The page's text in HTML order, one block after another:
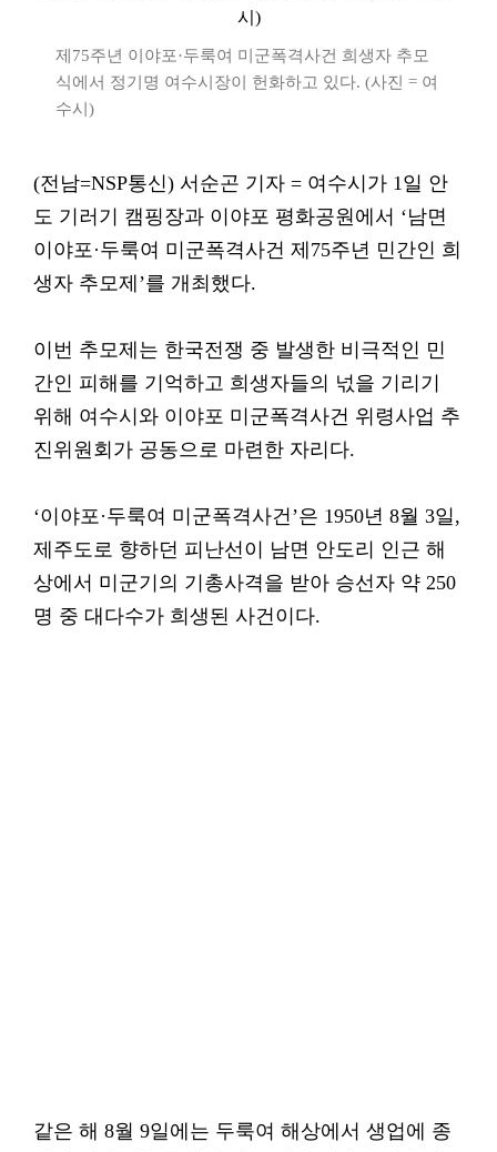
제75주년 이야포·두룩여 미군폭격사건 희생자 추모
식에서 정기명 여수시장이 헌화하고 있다. (사진 = 여
수시)
(전남=NSP통신) 서순곤 기자 = 여수시가 1일 안
도 기러기 캠핑장과 이야포 평화공원에서 ‘남면
이야포·두룩여 미군폭격사건 제75주년 민간인 희
생자 추모제’를 개최했다.
이번 추모제는 한국전쟁 중 발생한 비극적인 민
간인 피해를 기억하고 희생자들의 넋을 기리기
위해 여수시와 이야포 미군폭격사건 위령사업 추
진위원회가 공동으로 마련한 자리다.
‘이야포·두룩여 미군폭격사건’은 1950년 8월 3일,
제주도로 향하던 피난선이 남면 안도리 인근 해
상에서 미군기의 기총사격을 받아 승선자 약 250
명 중 대다수가 희생된 사건이다.
같은 해 8월 9일에는 두룩여 해상에서 생업에 종